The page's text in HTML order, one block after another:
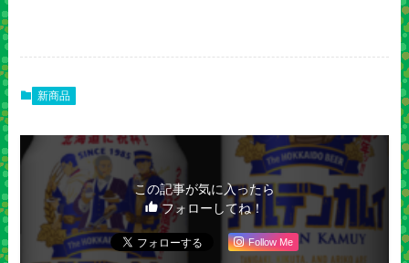
新商品
この記事が気に入ったら
フォローしてね！
Follow Me